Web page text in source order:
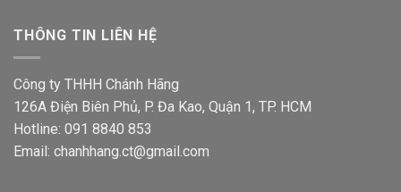
THÔNG TIN LIÊN HỆ
Công ty THHH Chánh Hãng
126A Điện Biên Phủ, P. Đa Kao, Quận 1, TP. HCM
Hotline: 091 8840 853
Email: chanhhang.ct@gmail.com